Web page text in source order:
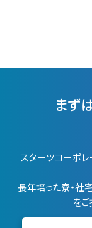
まず
スターツコーポ
長年培った寮・社
を